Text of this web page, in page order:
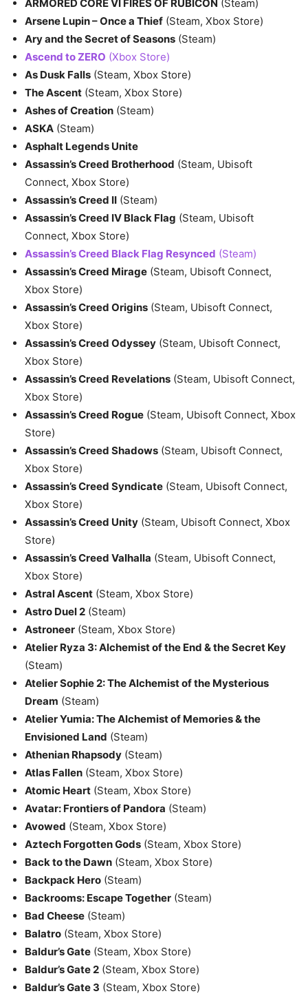
ARMORED CORE VI FIRES OF RUBICON (Steam)
Arsene Lupin – Once a Thief (Steam, Xbox Store)
Ary and the Secret of Seasons (Steam)
Ascend to ZERO (Xbox Store)
As Dusk Falls (Steam, Xbox Store)
The Ascent (Steam, Xbox Store)
Ashes of Creation (Steam)
ASKA (Steam)
Asphalt Legends Unite
Assassin’s Creed Brotherhood (Steam, Ubisoft
Connect, Xbox Store)
Assassin’s Creed II (Steam)
Assassin’s Creed IV Black Flag (Steam, Ubisoft
Connect, Xbox Store)
Assassin’s Creed Black Flag Resynced (Steam)
Assassin’s Creed Mirage (Steam, Ubisoft Connect,
Xbox Store)
Assassin’s Creed Origins (Steam, Ubisoft Connect,
Xbox Store)
Assassin’s Creed Odyssey (Steam, Ubisoft Connect,
Xbox Store)
Assassin’s Creed Revelations (Steam, Ubisoft Connect,
Xbox Store)
Assassin’s Creed Rogue (Steam, Ubisoft Connect, Xbox
Store)
Assassin’s Creed Shadows (Steam, Ubisoft Connect,
Xbox Store)
Assassin’s Creed Syndicate (Steam, Ubisoft Connect,
Xbox Store)
Assassin’s Creed Unity (Steam, Ubisoft Connect, Xbox
Store)
Assassin’s Creed Valhalla (Steam, Ubisoft Connect,
Xbox Store)
Astral Ascent (Steam, Xbox Store)
Astro Duel 2 (Steam)
Astroneer (Steam, Xbox Store)
Atelier Ryza 3: Alchemist of the End & the Secret Key
(Steam)
Atelier Sophie 2: The Alchemist of the Mysterious
Dream (Steam)
Atelier Yumia: The Alchemist of Memories & the
Envisioned Land (Steam)
Athenian Rhapsody (Steam)
Atlas Fallen (Steam, Xbox Store)
Atomic Heart (Steam, Xbox Store)
Avatar: Frontiers of Pandora (Steam)
Avowed (Steam, Xbox Store)
Aztech Forgotten Gods (Steam, Xbox Store)
Back to the Dawn (Steam, Xbox Store)
Backpack Hero (Steam)
Backrooms: Escape Together (Steam)
Bad Cheese (Steam)
Balatro (Steam, Xbox Store)
Baldur’s Gate (Steam, Xbox Store)
Baldur’s Gate 2 (Steam, Xbox Store)
Baldur’s Gate 3 (Steam, Xbox Store)